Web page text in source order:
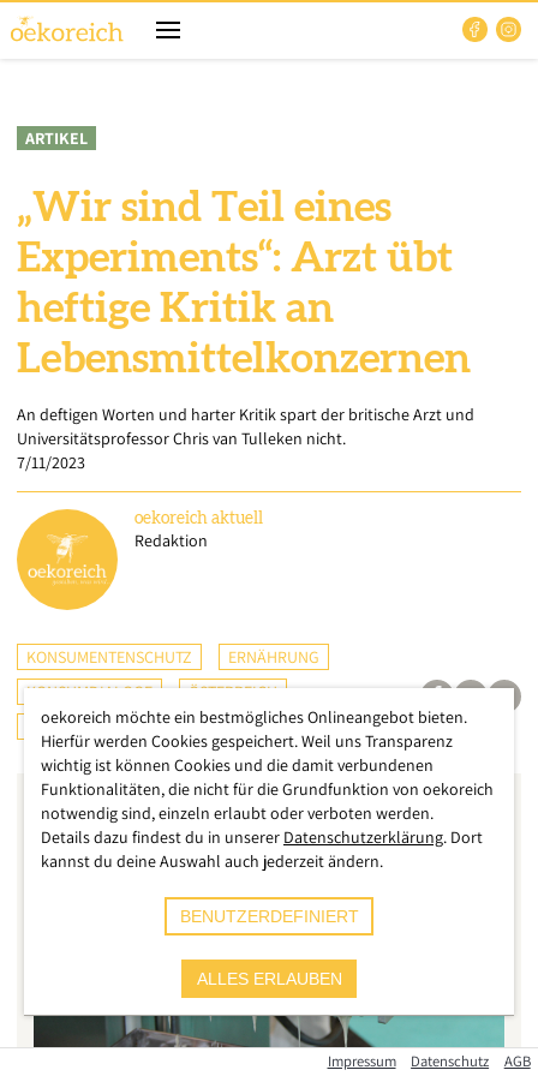
ARTIKEL
„Wir sind Teil eines
Experiments“: Arzt übt
heftige Kritik an
Lebensmittelkonzernen
An deftigen Worten und harter Kritik spart der britische Arzt und
Universitätsprofessor Chris van Tulleken nicht.
7/11/2023
oekoreich aktuell
Redaktion
KONSUMENTENSCHUTZ
ERNÄHRUNG
KONSUMDIALOGE
ÖSTERREICH
GESUNDHEIT
Impressum Datenschutz AGB
oekoreich möchte ein bestmögliches Onlineangebot bieten.
Hierfür werden Cookies gespeichert. Weil uns Transparenz
wichtig ist können Cookies und die damit verbundenen
Funktionalitäten, die nicht für die Grundfunktion von oekoreich
notwendig sind, einzeln erlaubt oder verboten werden.
Details dazu findest du in unserer Datenschutzerklärung. Dort
kannst du deine Auswahl auch jederzeit ändern.
BENUTZERDEFINIERT
ALLES ERLAUBEN